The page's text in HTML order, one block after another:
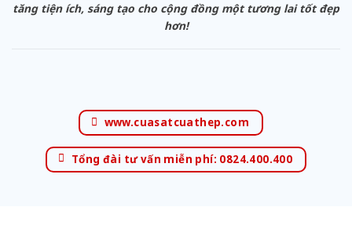
tăng tiện ích, sáng tạo cho cộng đồng một tương lai tốt đẹp
hơn!
www.cuasatcuathep.com
Tổng đài tư vấn miễn phí: 0824.400.400